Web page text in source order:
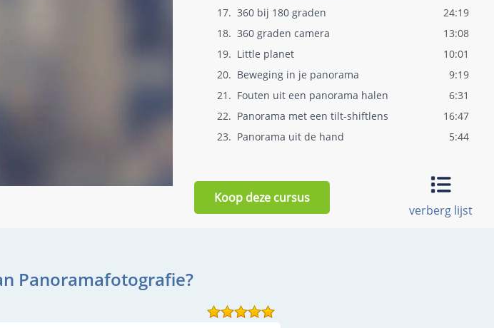
17. 360 bij 180 graden
24:19
18. 360 graden camera
13:08
19. Little planet
10:01
20. Beweging in je panorama
9:19
21. Fouten uit een panorama halen
6:31
22. Panorama met een tilt-shiftlens
16:47
23. Panorama uit de hand
5:44
25. Croppen in een panorama 8:12
Koop deze cursus
verberg lijst
Panoramafotografie?